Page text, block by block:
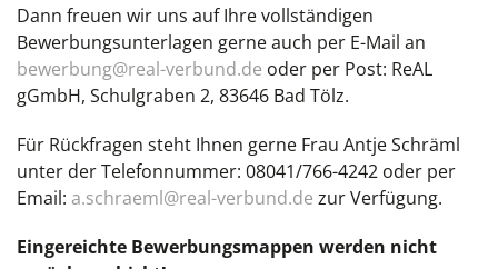
Dann freuen wir uns auf Ihre vollständigen
Bewerbungsunterlagen gerne auch per E-Mail an
bewerbung@real-verbund.de oder per Post: ReAL
gGmbH, Schulgraben 2, 83646 Bad Tölz.
Für Rückfragen steht Ihnen gerne Frau Antje Schräml
unter der Telefonnummer: 08041/766-4242 oder per
Email: a.schraeml@real-verbund.de zur Verfügung.
Eingereichte Bewerbungsmappen werden nicht